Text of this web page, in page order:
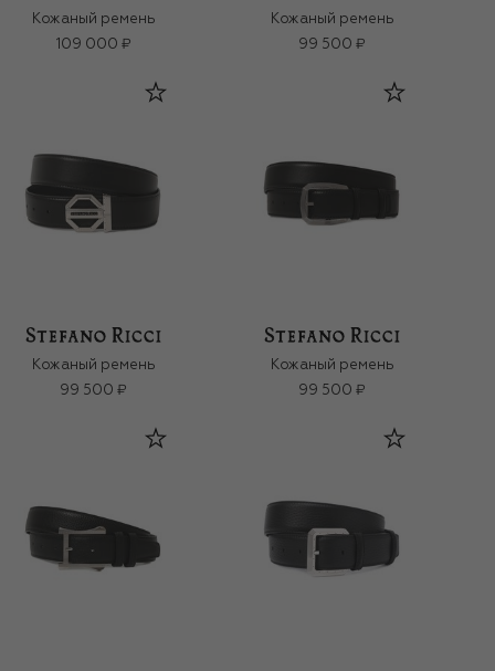
Кожаный ремень
109 000 ₽
Кожаный ремень
99 500 ₽
Кожаный ремень
99 500 ₽
Кожаный ремень
99 500 ₽